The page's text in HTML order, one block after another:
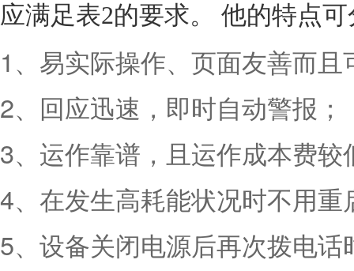
应满足表2的要求。 他的特点
1、易实际操作、页面友善而且
2、回应迅速，即时自动警报；
3、运作靠谱，且运作成本费较
4、在发生高耗能状况时不用重
5、设备关闭电源后再次拨电